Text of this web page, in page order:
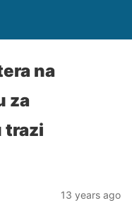
na
za
trazi
13 years ago